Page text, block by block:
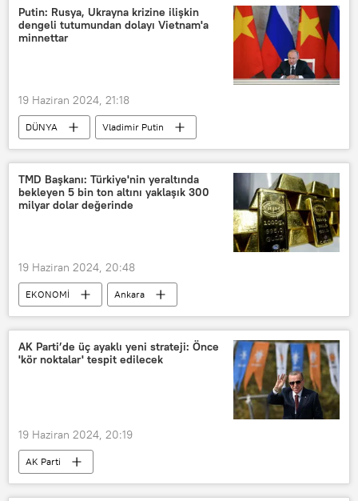
ara zam
Net maaş
Brüt maaş
Emekli
Putin: Rusya, Ukrayna krizine ilişkin
dengeli tutumundan dolayı Vietnam'a
minnettar
19 Haziran 2024, 21:18
DÜNYA
Vladimir Putin
Vietnam
Gazete
Makale
Rusya
Ziyaret
Ticaret hacmi
Ruble
Kremlin
TMD Başkanı: Türkiye'nin yeraltında
bekleyen 5 bin ton altını yaklaşık 300
milyar dolar değerinde
19 Haziran 2024, 20:48
EKONOMİ
Ankara
Mehmet Yılmaz
Türkiye Madenciler Derneği
Türkiye Madenciler Derneği (TMD)
Madencilik
Madenci
madenciler
Türkiye Cumhuriyeti Merkez Bankası (TCMB)
AK Parti’de üç ayaklı yeni strateji: Önce
'kör noktalar' tespit edilecek
19 Haziran 2024, 20:19
AK Parti